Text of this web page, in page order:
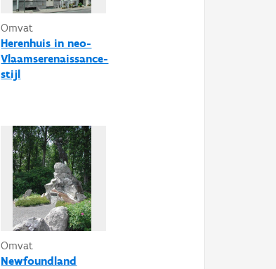
Omvat
Herenhuis in neo-
Vlaamserenaissance-
stijl
Omvat
Newfoundland